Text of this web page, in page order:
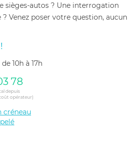
sièges-autos ? Une interrogation
Venez poser votre question, aucun
10h à 17h
78
depuis
opérateur)
créneau